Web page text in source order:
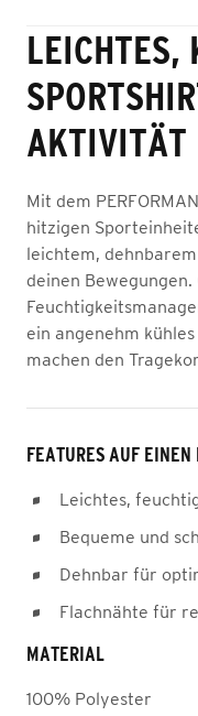
LEICHTES,
AKTIVITÄT
Mit dem
hitzigen
leichtem,
deinen
ein angenehm
machen den
FEATURES AUF EINEN
Leichtes,
Bequeme und
Dehnbar für
Flachnähte für
MATERIAL
100% Polyester